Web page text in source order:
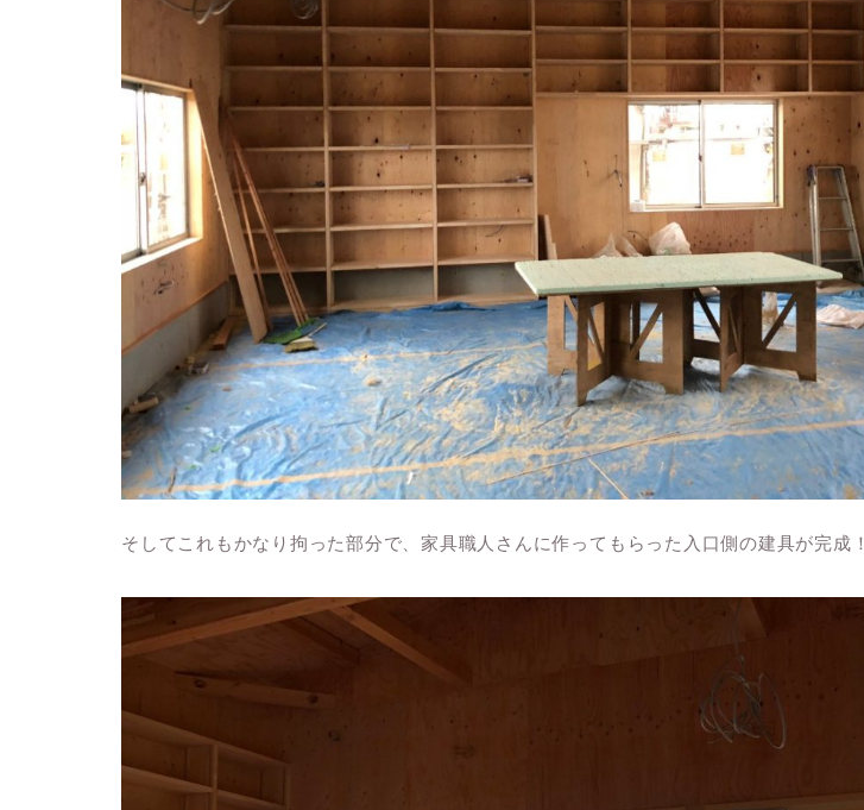
そしてこれもかなり拘った部分で、家具職人さんに作ってもらった入口側の建具が完成！